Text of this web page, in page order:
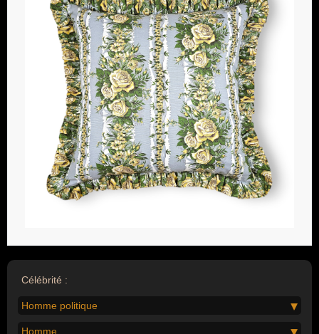
Célébrité :
Homme politique
Homme